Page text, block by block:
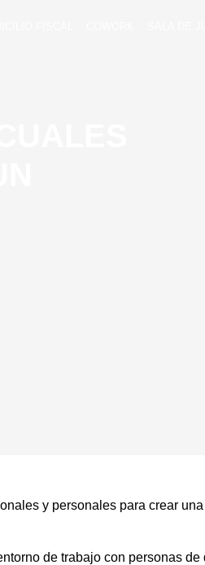
y personales para crear
de trabajo con personas